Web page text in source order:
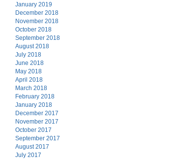
January 2019
December 2018
November 2018
October 2018
September 2018
August 2018
July 2018
June 2018
May 2018
April 2018
March 2018
February 2018
January 2018
December 2017
November 2017
October 2017
September 2017
August 2017
July 2017